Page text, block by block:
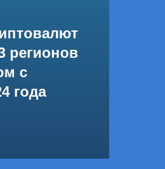
регионов
с
года